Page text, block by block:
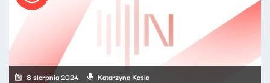
8 sierpnia 2024 Katarzyna Kasia